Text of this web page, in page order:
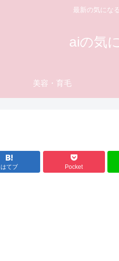
最新の気にな
aiの気
美容・育毛
はてブ Pocket